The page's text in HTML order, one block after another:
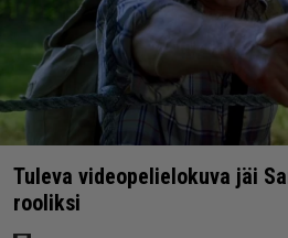
Tuleva videopelielokuva jäi
rooliksi